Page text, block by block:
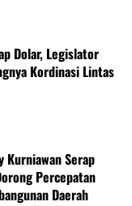
Dolar, Legislator
Kordinasi Lintas
Kurniawan Serap
Percepatan
Daerah